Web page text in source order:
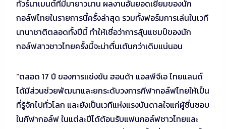
ทัวร์นาเมนต์ที่มีมายาวนาน ผลงานอันยอดเยี่ยมของนัก
กอล์ฟไทยในรายการนี้ครั้งล่าสุด รวมทั้งฟอร์มการเล่นในเวที
นานาชาติตลอดทั้งปีนี้ ทำให้เชื่อว่าการลุ้นแชมป์ของนัก
กอล์ฟสาวชาวไทยครั้งนี้จะน่าตื่นเต้นกว่าเดิมแน่นอน
“ตลอด 17 ปี ของการแข่งขัน ฮอนด้า แอลพีจีเอ ไทยแลนด์
ได้มีส่วนช่วยพัฒนาและยกระดับวงการกีฬากอล์ฟไทยให้เป็น
ที่รู้จักไปทั่วโลก และยังเป็นเวทีแห่งแรงบันดาลใจแก่ผู้ชื่นชอบ
ในกีฬากอล์ฟ ในแต่ละปีได้ต้อนรับแฟนกอล์ฟชาวไทยและ